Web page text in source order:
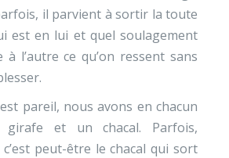
il parvient à sortir la toute
est en lui et quel soulagement
l’autre ce qu’on ressent sans
pareil, nous avons en chacun
et un chacal. Parfois,
peut-être le chacal qui sort